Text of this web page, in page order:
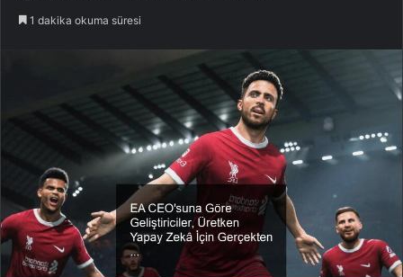
1 dakika okuma süresi